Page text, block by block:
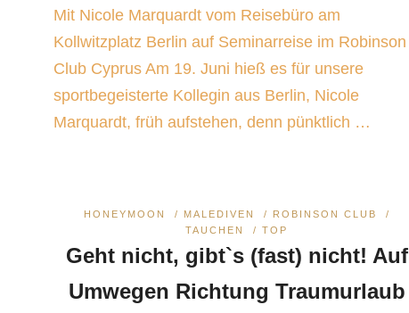
Mit Nicole Marquardt vom Reisebüro am
Kollwitzplatz Berlin auf Seminarreise im Robinson
Club Cyprus Am 19. Juni hieß es für unsere
sportbegeisterte Kollegin aus Berlin, Nicole
Marquardt, früh aufstehen, denn pünktlich …
HONEYMOON / MALEDIVEN / ROBINSON CLUB
/
TAUCHEN
/TOP
Geht nicht, gibt`s (fast) nicht! Auf
Umwegen Richtung Traumurlaub